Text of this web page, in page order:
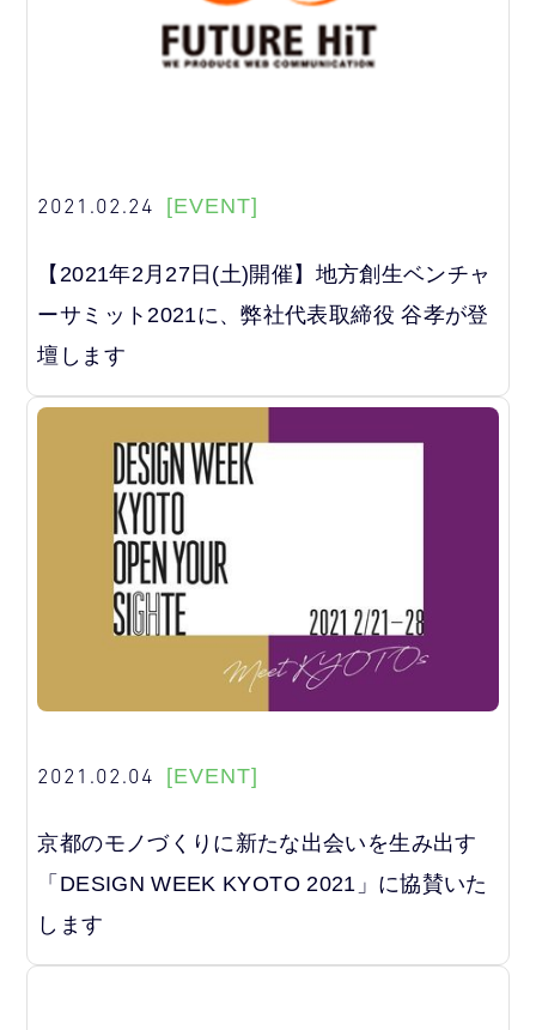
2021.02.24 [EVENT]
【2021年2月27日(土)開催】地方創生ベンチャ
ーサミット2021に、弊社代表取締役 谷孝が登
壇します
2021.02.04 [EVENT]
京都のモノづくりに新たな出会いを生み出す
「DESIGN WEEK KYOTO 2021」に協賛いた
します